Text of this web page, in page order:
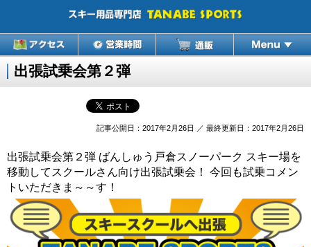
出張試乗会第２弾
記事公開日：2017年2月26日 ／ 最終更新日：2017年2月26日
出張試乗会第２弾 ばんしゅう戸倉スノーパーク スキー場を
移動してスクールさん向け出張試乗会！ 今回も試乗コメン
トいただきま～～す！